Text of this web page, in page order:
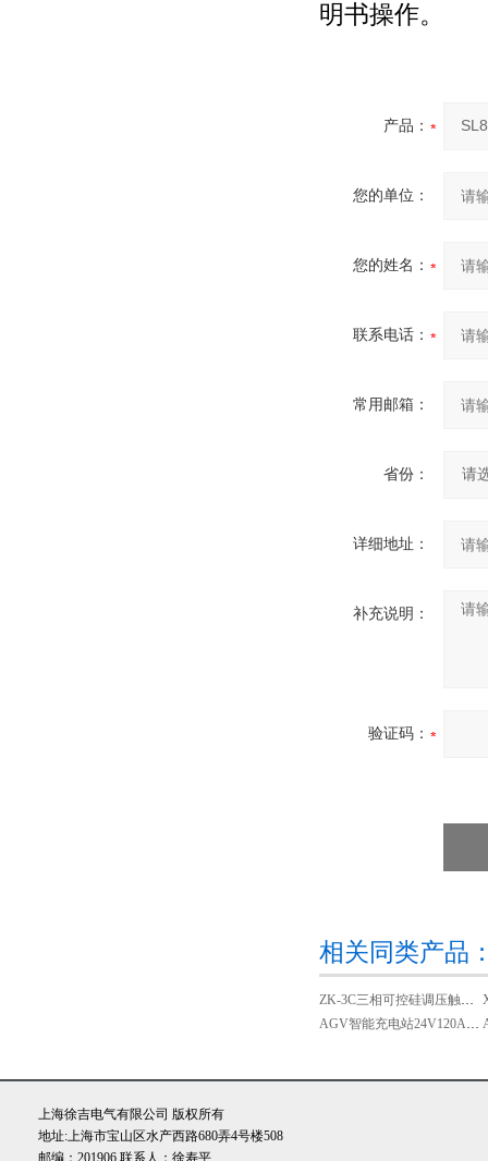
明书操作。
产品：
您的单位：
您的姓名：
联系电话：
常用邮箱：
省份：
详细地址：
补充说明：
验证码：
相关同类产品
ZK-3C三相可控硅调压触发器
AGV智能充电站24V120A锂电池自动充电装置
上海徐吉电气有限公司 版权所有
地址:上海市宝山区水产西路680弄4号楼508
邮编：201906 联系人：徐寿平